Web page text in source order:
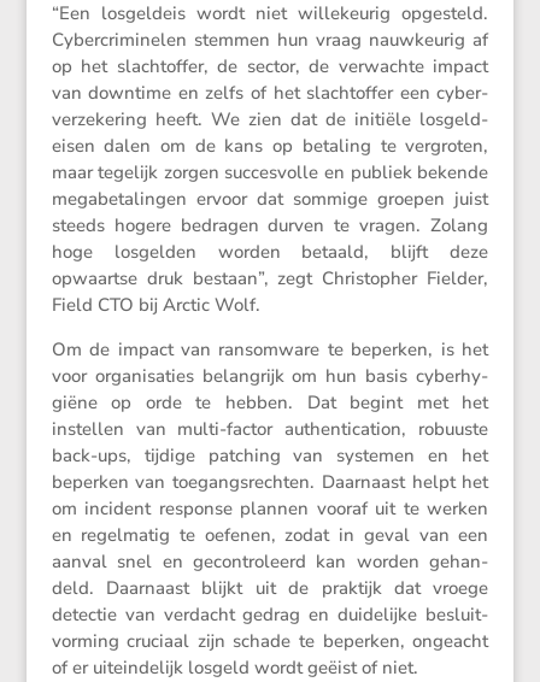
“Een losgeldeis wordt niet wille­keurig opgesteld.
Cyber­cri­mi­nelen stemmen hun vraag nauwkeurig af
op het slacht­offer, de sector, de verwachte impact
van downtime en zelfs of het slacht­offer een cyber­
ver­ze­ke­ring heeft. We zien dat de initiële losgeld­
eisen dalen om de kans op betaling te vergroten,
maar tegelijk zorgen succes­volle en publiek bekende
megabe­ta­lingen ervoor dat sommige groepen juist
steeds hogere bedragen durven te vragen. Zolang
hoge losgelden worden betaald, blijft deze
opwaartse druk bestaan”, zegt Chris­topher Fielder,
Field CTO bij Arctic Wolf.
Om de impact van ransom­ware te beperken, is het
voor organi­sa­ties belang­rijk om hun basis cyber­hy­
giëne op orde te hebben. Dat begint met het
instellen van multi-factor authen­ti­ca­tion, robuuste
back-ups, tijdige patching van systemen en het
beperken van toegangs­rechten. Daarnaast helpt het
om incident response plannen vooraf uit te werken
en regel­matig te oefenen, zodat in geval van een
aanval snel en gecon­tro­leerd kan worden gehan­
deld. Daarnaast blijkt uit de praktijk dat vroege
detectie van verdacht gedrag en duide­lijke besluit­
vor­ming cruciaal zijn schade te beperken, ongeacht
of er uitein­de­lijk losgeld wordt geëist of niet.